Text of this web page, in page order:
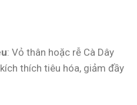
: Vỏ thân hoặc rễ Cà Dây
thích tiêu hóa, giảm đầy